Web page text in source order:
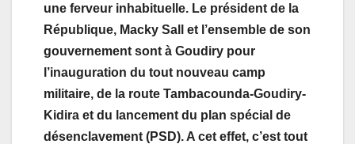
une ferveur inhabituelle. Le président de la
République, Macky Sall et l’ensemble de son
gouvernement sont à Goudiry pour
l’inauguration du tout nouveau camp
militaire, de la route Tambacounda-Goudiry-
Kidira et du lancement du plan spécial de
désenclavement (PSD). A cet effet, c’est tout